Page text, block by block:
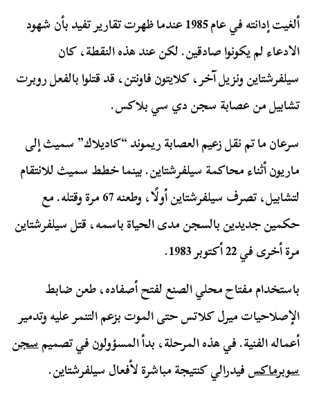
ألغيت إدانته في عام 1985 عندما ظهرت تقارير تفيد بأن شهود
الادعاء لم يكونوا صادقين. لكن عند هذه النقطة، كان
سيلفرشتاين ونزيل آخر، كلايتون فاونتن، قد قتلوا بالفعل روبرت
تشابيل من عصابة سجن دي سي بلاكس.
سرعان ما تم نقل زعيم العصابة ريموند “كاديلاك” سميث إلى
ماريون أثناء محاكمة سيلفرشتاين. بينما خطط سميث للانتقام
لتشابيل، تصرف سيلفرشتاين أولًا، وطعنه 67 مرة وقتله. مع
حكمين جديدين بالسجن مدى الحياة باسمه، قتل سيلفرشتاين
مرة أخرى في 22 أكتوبر 1983.
باستخدام مفتاح محلي الصنع لفتح أصفاده، طعن ضابط
الإصلاحيات ميرل كلاتس حتى الموت بزعم التنمر عليه وتدمير
أعماله الفنية. في هذه المرحلة، بدأ المسؤولون في تصميمسجن
سوبرماكسفيدرالي كنتيجة مباشرة لأفعال سيلفرشتاين.